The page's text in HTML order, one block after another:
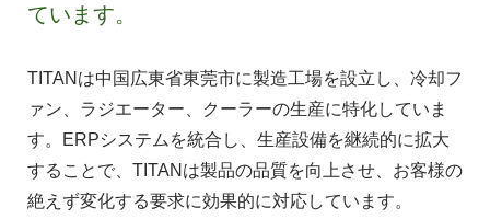
ています。
TITANは中国広東省東莞市に製造工場を設立し、冷却フ
ァン、ラジエーター、クーラーの生産に特化していま
す。ERPシステムを統合し、生産設備を継続的に拡大
することで、TITANは製品の品質を向上させ、お客様の
絶えず変化する要求に効果的に対応しています。